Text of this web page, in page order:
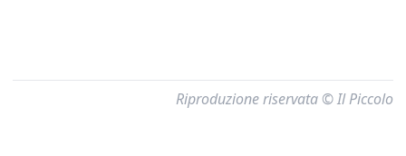
Riproduzione riservata © Il Piccolo